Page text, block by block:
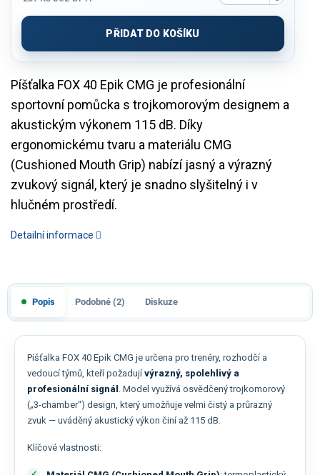
Píšťalka FOX 40 Epik CMG je profesionální
sportovní pomůcka s trojkomorovým designem a
akustickým výkonem 115 dB. Díky
ergonomickému tvaru a materiálu CMG
(Cushioned Mouth Grip) nabízí jasný a výrazný
zvukový signál, který je snadno slyšitelný i v
hlučném prostředí.
Detailní informace
cena:
PŘIDAT DO KOŠÍKU
Popis Podobné (2) Diskuze
Píšťalka FOX 40 Epik CMG je určena pro trenéry, rozhodčí a
vedoucí týmů, kteří požadují výrazný, spolehlivý a
profesionální signál
. Model využívá osvědčený trojkomorový
(„3-chamber“) design, který umožňuje velmi čistý a průrazný
zvuk — uváděný akustický výkon činí až 115 dB.
Klíčové vlastnosti: